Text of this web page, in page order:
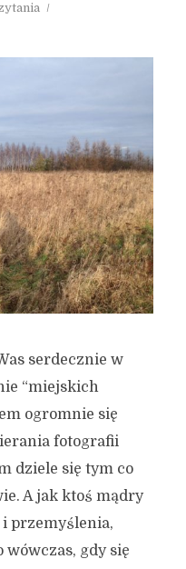
serdecznie w
“miejskich
ogromnie się
fotografii
dziele się tym co
A jak ktoś mądry
i przemyślenia,
gdy się